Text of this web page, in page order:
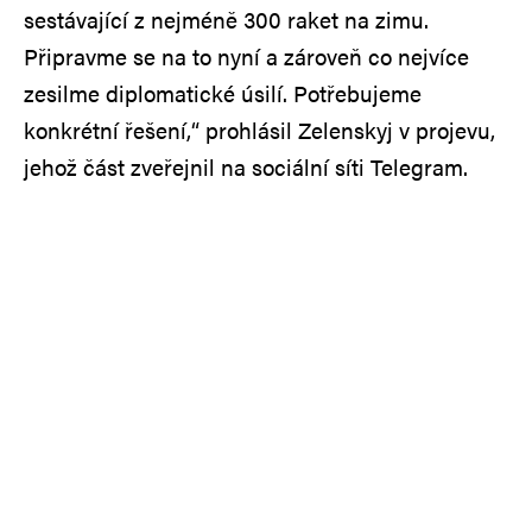
sestávající z nejméně 300 raket na zimu.
Připravme se na to nyní a zároveň co nejvíce
zesilme diplomatické úsilí. Potřebujeme
konkrétní řešení,“ prohlásil Zelenskyj v projevu,
jehož část zveřejnil na sociální síti Telegram.